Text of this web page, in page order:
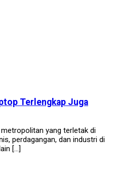
Terlengkap Juga
yang terletak di
perdagangan, dan industri di
[…]